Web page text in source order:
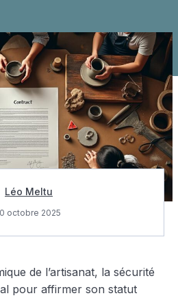
Léo Meltu
octobre 2025
de l’artisanat, la sécurité
pour affirmer son statut